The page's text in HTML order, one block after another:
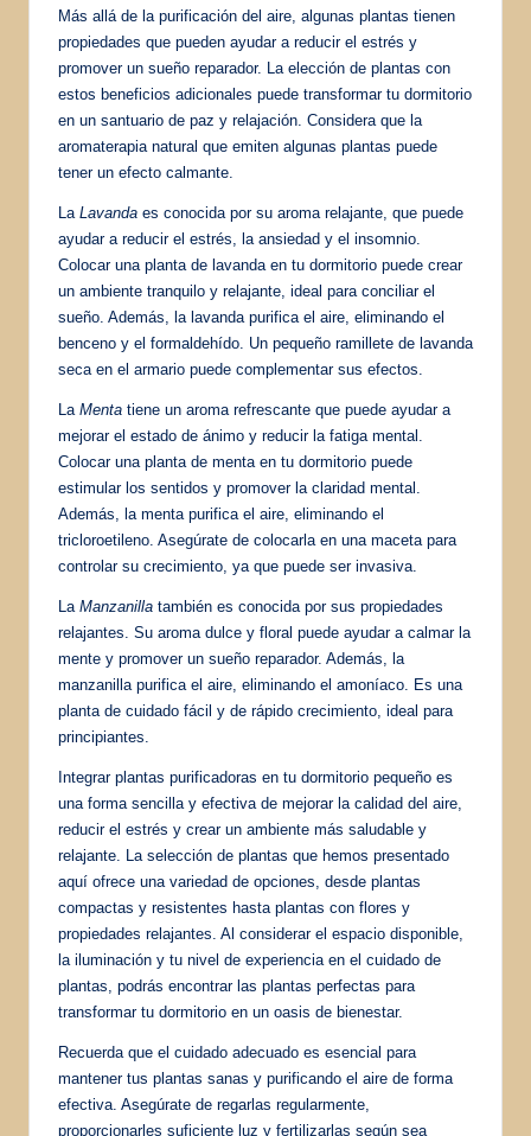
Más allá de la purificación del aire, algunas plantas tienen
propiedades que pueden ayudar a reducir el estrés y
promover un sueño reparador. La elección de plantas con
estos beneficios adicionales puede transformar tu dormitorio
en un santuario de paz y relajación. Considera que la
aromaterapia natural que emiten algunas plantas puede
tener un efecto calmante.
La Lavanda es conocida por su aroma relajante, que puede
ayudar a reducir el estrés, la ansiedad y el insomnio.
Colocar una planta de lavanda en tu dormitorio puede crear
un ambiente tranquilo y relajante, ideal para conciliar el
sueño. Además, la lavanda purifica el aire, eliminando el
benceno y el formaldehído. Un pequeño ramillete de lavanda
seca en el armario puede complementar sus efectos.
La Menta tiene un aroma refrescante que puede ayudar a
mejorar el estado de ánimo y reducir la fatiga mental.
Colocar una planta de menta en tu dormitorio puede
estimular los sentidos y promover la claridad mental.
Además, la menta purifica el aire, eliminando el
tricloroetileno. Asegúrate de colocarla en una maceta para
controlar su crecimiento, ya que puede ser invasiva.
La Manzanilla también es conocida por sus propiedades
relajantes. Su aroma dulce y floral puede ayudar a calmar la
mente y promover un sueño reparador. Además, la
manzanilla purifica el aire, eliminando el amoníaco. Es una
planta de cuidado fácil y de rápido crecimiento, ideal para
principiantes.
Integrar plantas purificadoras en tu dormitorio pequeño es
una forma sencilla y efectiva de mejorar la calidad del aire,
reducir el estrés y crear un ambiente más saludable y
relajante. La selección de plantas que hemos presentado
aquí ofrece una variedad de opciones, desde plantas
compactas y resistentes hasta plantas con flores y
propiedades relajantes. Al considerar el espacio disponible,
la iluminación y tu nivel de experiencia en el cuidado de
plantas, podrás encontrar las plantas perfectas para
transformar tu dormitorio en un oasis de bienestar.
Recuerda que el cuidado adecuado es esencial para
mantener tus plantas sanas y purificando el aire de forma
efectiva. Asegúrate de regarlas regularmente,
proporcionarles suficiente luz y fertilizarlas según sea